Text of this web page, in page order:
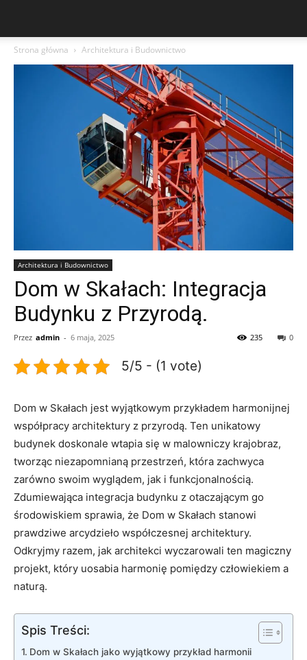
Strona główna Architektura i Budownictwo
Architektura i Budownictwo
Dom w Skałach: Integracja
Budynku z Przyrodą.
Przez admin - 6 maja, 2025 0
235
5/5 - (1 vote)
Dom ‍w Skałach jest wyjątkowym przykładem harmonijnej⁢
współpracy architektury z przyrodą. ‍Ten‌ unikatowy
budynek doskonale wtapia się ⁤w⁢ malowniczy‍ krajobraz,⁣
tworząc niezapomnianą przestrzeń, która zachwyca
zarówno‌ swoim wyglądem, jak i funkcjonalnością.
Zdumiewająca integracja‍ budynku z otaczającym go
środowiskiem ‍sprawia, że Dom ⁢w Skałach stanowi
prawdziwe‍ arcydzieło współczesnej architektury.​
Odkryjmy ‍razem, jak architekci wyczarowali ten magiczny
projekt, który ​uosabia⁤ harmonię pomiędzy⁢ człowiekiem a
naturą.
Spis Treści:
Dom ⁣w Skałach jako ‌wyjątkowy przykład harmonii